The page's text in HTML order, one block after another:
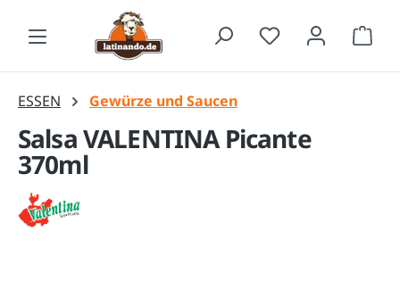
Zum Hauptinhalt springen
ESSEN Gewürze und Saucen
Salsa VALENTINA Picante
370ml